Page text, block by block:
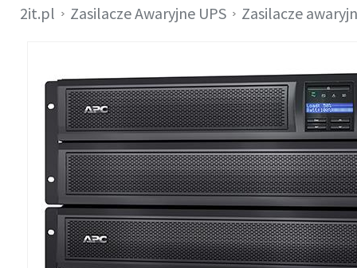
2it.pl Zasilacze Awaryjne UPS Zasilacze